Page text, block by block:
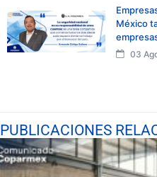
México
03
PUBLICACIONES